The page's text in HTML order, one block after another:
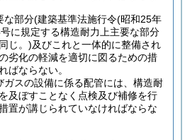
な部分(建築基準法施行令(昭和25年
に規定する構造耐力上主要な部分
じ。)及びこれと一体的に整備され
劣化の軽減を適切に図るための措
ばならない。
ガスの設備に係る配管には、構造耐
及ぼすことなく点検及び補修を行
置が講じられていなければならな